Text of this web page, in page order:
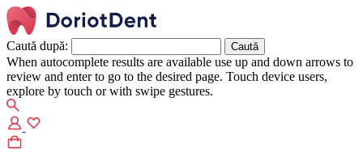
Caută după:
When autocomplete results are available use up and down arrows to
review and enter to go to the desired page. Touch device users,
explore by touch or with swipe gestures.